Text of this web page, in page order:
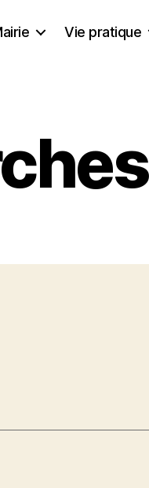
Vie pratique